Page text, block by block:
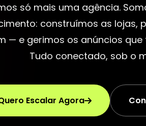
só mais uma agência.
construímos as lojas,
— e gerimos os anúncios que
Tudo conectado, sob o
Escalar Agora